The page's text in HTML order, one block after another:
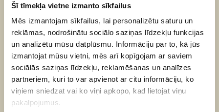
Šī tīmekļa vietne izmanto sīkfailus
Mēs izmantojam sīkfailus, lai personalizētu saturu un
reklāmas, nodrošinātu sociālo saziņas līdzekļu funkcijas
un analizētu mūsu datplūsmu. Informāciju par to, kā jūs
izmantojat mūsu vietni, mēs arī kopīgojam ar saviem
sociālās saziņas līdzekļu, reklamēšanas un analīzes
partneriem, kuri to var apvienot ar citu informāciju, ko
viņiem sniedzat vai ko viņi apkopo, kad lietojat viņu
pakalpojumus.
04.08.2026
Latvijas Leļļu teātris atklāj 83.